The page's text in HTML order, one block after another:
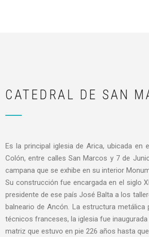
CATEDRAL DE SAN
Es la principal iglesia de Arica, ubicada
Colón, entre calles San Marcos y 7 de
campana que se exhibe en su interior
Su construcción fue encargada en el siglo
presidente de ese país José Balta a los
balneario de Ancón. La estructura
técnicos franceses, la iglesia fue
matriz que estuvo en pie 226 años hasta